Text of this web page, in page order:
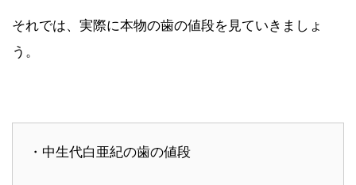
それでは、実際に本物の歯の値段を見ていきましょ
う。
・中生代白亜紀の歯の値段